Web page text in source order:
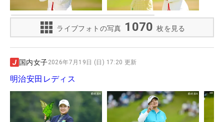
ライブフォトの写真 1070 枚を見る
国内女子2026年7月19日 (日) 17:20 更新
明治安田レディス